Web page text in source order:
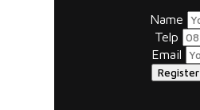
Name
Telp
Email
Register